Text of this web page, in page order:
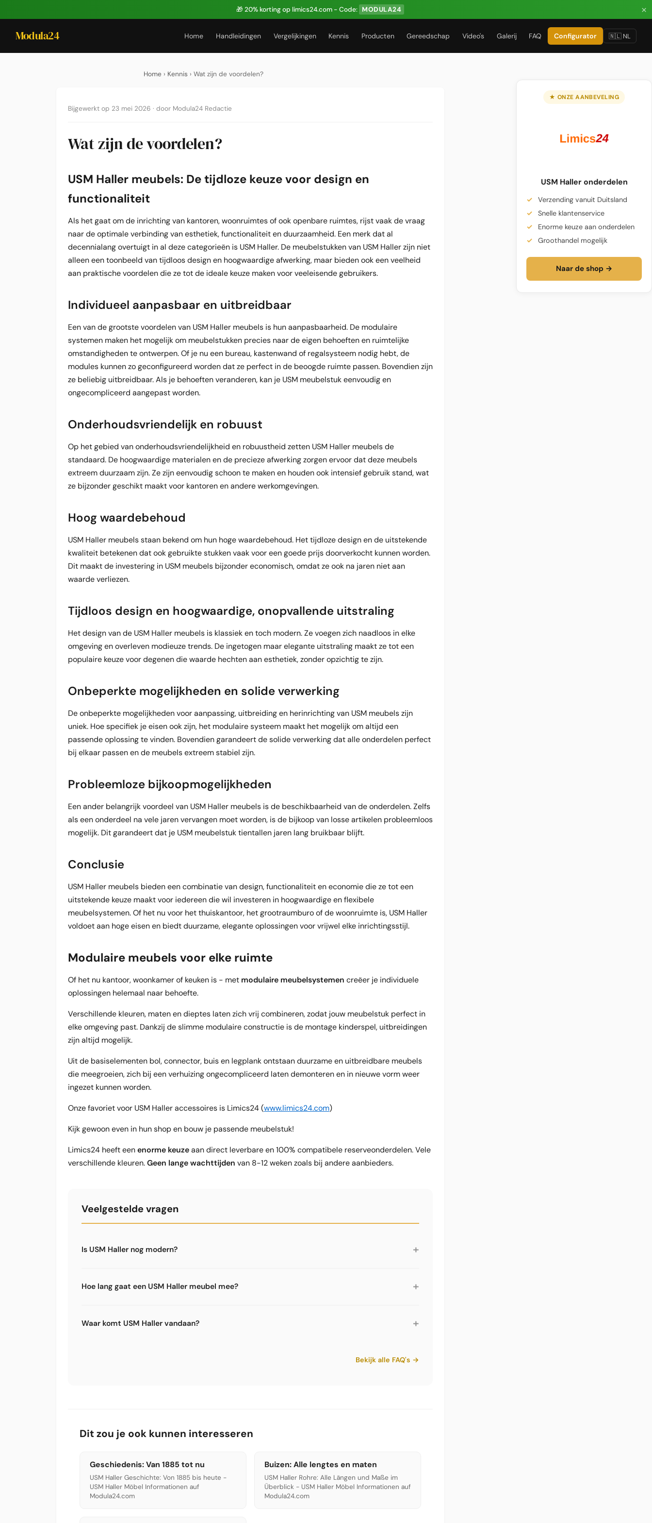
🎁 20% korting op limics24.com - Code: MODULA24 ×
Modula24 Home Handleidingen Vergelijkingen Kennis Producten Gereedschap Video's Galerij FAQ Configurator 🇳🇱 NL
Home › Kennis › Wat zijn de voordelen?
Bijgewerkt op 23 mei 2026 · door Modula24 Redactie
Wat zijn de voordelen?
USM Haller meubels: De tijdloze keuze voor design en
functionaliteit
Als het gaat om de inrichting van kantoren, woonruimtes of ook openbare ruimtes, rijst vaak de vraag
naar de optimale verbinding van esthetiek, functionaliteit en duurzaamheid. Een merk dat al
decennialang overtuigt in al deze categorieën is USM Haller. De meubelstukken van USM Haller zijn niet
alleen een toonbeeld van tijdloos design en hoogwaardige afwerking, maar bieden ook een veelheid
aan praktische voordelen die ze tot de ideale keuze maken voor veeleisende gebruikers.
Individueel aanpasbaar en uitbreidbaar
Een van de grootste voordelen van USM Haller meubels is hun aanpasbaarheid. De modulaire
systemen maken het mogelijk om meubelstukken precies naar de eigen behoeften en ruimtelijke
omstandigheden te ontwerpen. Of je nu een bureau, kastenwand of regalsysteem nodig hebt, de
modules kunnen zo geconfigureerd worden dat ze perfect in de beoogde ruimte passen. Bovendien zijn
ze beliebig uitbreidbaar. Als je behoeften veranderen, kan je USM meubelstuk eenvoudig en
ongecompliceerd aangepast worden.
Onderhoudsvriendelijk en robuust
Op het gebied van onderhoudsvriendelijkheid en robuustheid zetten USM Haller meubels de
standaard. De hoogwaardige materialen en de precieze afwerking zorgen ervoor dat deze meubels
extreem duurzaam zijn. Ze zijn eenvoudig schoon te maken en houden ook intensief gebruik stand, wat
ze bijzonder geschikt maakt voor kantoren en andere werkomgevingen.
Hoog waardebehoud
USM Haller meubels staan bekend om hun hoge waardebehoud. Het tijdloze design en de uitstekende
kwaliteit betekenen dat ook gebruikte stukken vaak voor een goede prijs doorverkocht kunnen worden.
Dit maakt de investering in USM meubels bijzonder economisch, omdat ze ook na jaren niet aan
waarde verliezen.
Tijdloos design en hoogwaardige, onopvallende uitstraling
Het design van de USM Haller meubels is klassiek en toch modern. Ze voegen zich naadloos in elke
omgeving en overleven modieuze trends. De ingetogen maar elegante uitstraling maakt ze tot een
populaire keuze voor degenen die waarde hechten aan esthetiek, zonder opzichtig te zijn.
Onbeperkte mogelijkheden en solide verwerking
De onbeperkte mogelijkheden voor aanpassing, uitbreiding en herinrichting van USM meubels zijn
uniek. Hoe specifiek je eisen ook zijn, het modulaire systeem maakt het mogelijk om altijd een
passende oplossing te vinden. Bovendien garandeert de solide verwerking dat alle onderdelen perfect
bij elkaar passen en de meubels extreem stabiel zijn.
Probleemloze bijkoopmogelijkheden
Een ander belangrijk voordeel van USM Haller meubels is de beschikbaarheid van de onderdelen. Zelfs
als een onderdeel na vele jaren vervangen moet worden, is de bijkoop van losse artikelen probleemloos
mogelijk. Dit garandeert dat je USM meubelstuk tientallen jaren lang bruikbaar blijft.
Conclusie
USM Haller meubels bieden een combinatie van design, functionaliteit en economie die ze tot een
uitstekende keuze maakt voor iedereen die wil investeren in hoogwaardige en flexibele
meubelsystemen. Of het nu voor het thuiskantoor, het grootraumburo of de woonruimte is, USM Haller
voldoet aan hoge eisen en biedt duurzame, elegante oplossingen voor vrijwel elke inrichtingsstijl.
Modulaire meubels voor elke ruimte
Of het nu kantoor, woonkamer of keuken is - met modulaire meubelsystemen creëer je individuele
oplossingen helemaal naar behoefte.
Verschillende kleuren, maten en dieptes laten zich vrij combineren, zodat jouw meubelstuk perfect in
elke omgeving past. Dankzij de slimme modulaire constructie is de montage kinderspel, uitbreidingen
zijn altijd mogelijk.
Uit de basiselementen bol, connector, buis en legplank ontstaan duurzame en uitbreidbare meubels
die meegroeien, zich bij een verhuizing ongecompliceerd laten demonteren en in nieuwe vorm weer
ingezet kunnen worden.
Onze favoriet voor USM Haller accessoires is Limics24 (www.limics24.com)
Kijk gewoon even in hun shop en bouw je passende meubelstuk!
Limics24 heeft eenenorme keuzeaan direct leverbare en 100% compatibele reserveonderdelen. Vele
verschillende kleuren.Geen lange wachttijden van 8-12 weken zoals bij andere aanbieders.
Veelgestelde vragen
Is USM Haller nog modern? +
designklassieker. Het modulaire systeem past zich aan veranderende woonbehoeften aan, en de
meubelen gaan decennia mee. Dat is precies wat USM Haller duurzaam en modern maakt.
Hoe lang gaat een USM Haller meubel mee? +
de jaren 70 en 80 zijn vandaag nog in gebruik. Bij slijtage worden onderdelen vervangen in plaats
van het hele meubel. Dat maakt USM Haller bijzonder duurzaam.
Waar komt USM Haller vandaan? +
(Ulrich Schärer Münsingen). Oorspronkelijk ontworpen als kantoorsysteem voor hun eigen
hoofdkantoor, is het vandaag een designklassieker en bevindt het zich in het Museum of Modern
Bekijk alle FAQ's →
Dit zou je ook kunnen interesseren
Geschiedenis: Van 1885 tot nu
USM Haller Geschichte: Von 1885 bis heute -
USM Haller Möbel Informationen auf
Modula24.com
Buizen: Alle lengtes en maten
USM Haller Rohre: Alle Längen und Maße im
Überblick - USM Haller Möbel Informationen auf
Modula24.com
★ ONZE AANBEVELING
USM Haller onderdelen
Verzending vanuit Duitsland
Snelle klantenservice
Enorme keuze aan onderdelen
Groothandel mogelijk
Naar de shop →